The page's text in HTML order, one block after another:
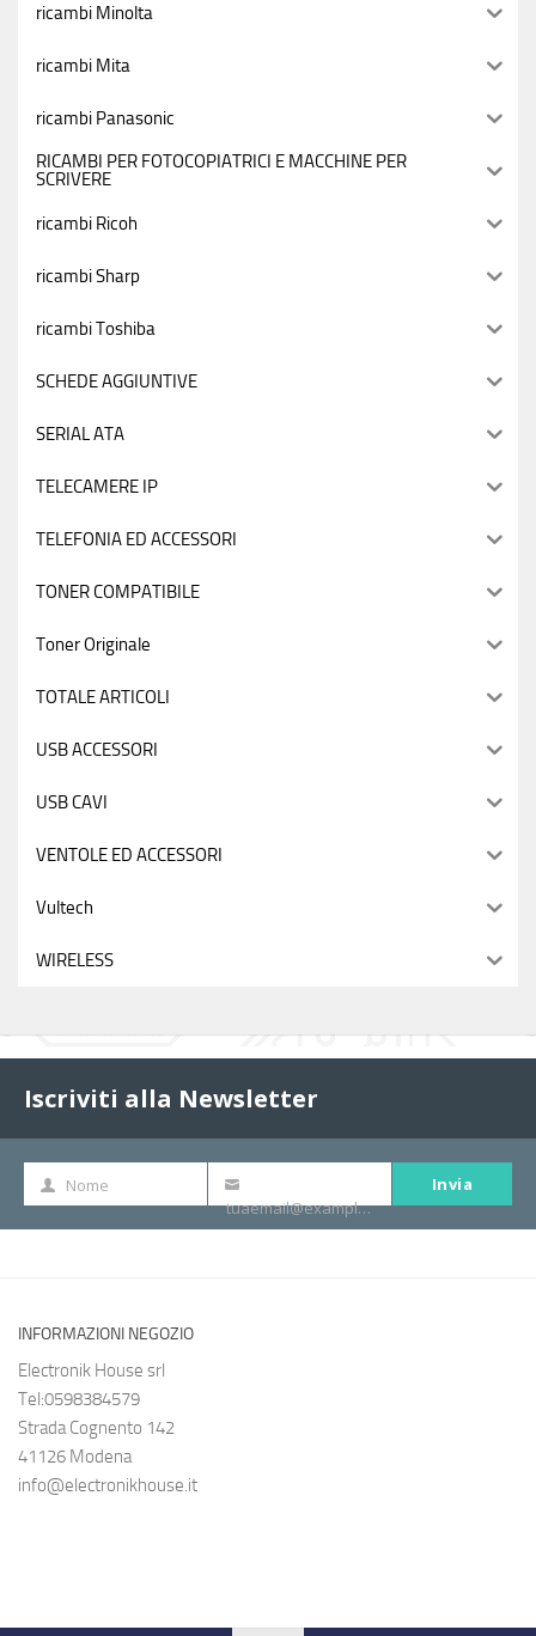
ricambi Minolta
ricambi Mita
ricambi Panasonic
RICAMBI PER FOTOCOPIATRICI E MACCHINE PER
SCRIVERE
ricambi Ricoh
ricambi Sharp
ricambi Toshiba
SCHEDE AGGIUNTIVE
SERIAL ATA
TELECAMERE IP
TELEFONIA ED ACCESSORI
TONER COMPATIBILE
Toner Originale
TOTALE ARTICOLI
USB ACCESSORI
USB CAVI
VENTOLE ED ACCESSORI
Vultech
WIRELESS
Iscriviti alla Newsletter
Nome
Nome
tua
tuaemail@example.com
Invia
INFORMAZIONI NEGOZIO
Electronik House srl
Tel:0598384579
Strada Cognento 142
41126 Modena
info@electronikhouse.it